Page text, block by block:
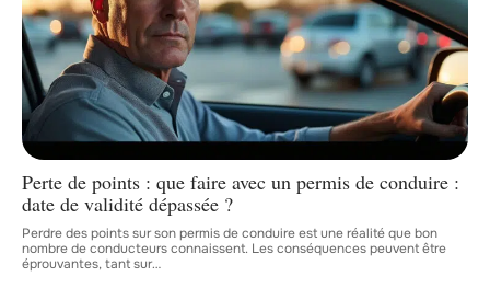
Perte de points : que faire avec un permis de conduire :
date de validité dépassée ?
Perdre des points sur son permis de conduire est une réalité que bon
nombre de conducteurs connaissent. Les conséquences peuvent être
éprouvantes, tant sur…